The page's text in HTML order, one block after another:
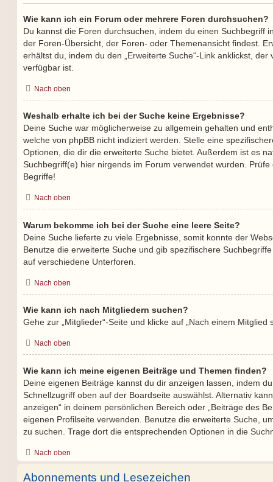
Wie kann ich ein Forum oder mehrere Foren durchsuchen?
Du kannst die Foren durchsuchen, indem du einen Suchbegriff
der Foren-Übersicht, der Foren- oder Themenansicht findest.
erhältst du, indem du den „Erweiterte Suche“-Link anklickst,
verfügbar ist.
Nach oben
Weshalb erhalte ich bei der Suche keine Ergebnisse?
Deine Suche war möglicherweise zu allgemein gehalten und
welche von phpBB nicht indiziert werden. Stelle eine
Optionen, die dir die erweiterte Suche bietet. Außerdem ist es
Suchbegriff(e) hier nirgends im Forum verwendet wurden.
Begriffe!
Nach oben
Warum bekomme ich bei der Suche eine leere Seite?
Deine Suche lieferte zu viele Ergebnisse, somit konnte der
Benutze die erweiterte Suche und gib spezifischere
auf verschiedene Unterforen.
Nach oben
Wie kann ich nach Mitgliedern suchen?
Gehe zur „Mitglieder“-Seite und klicke auf „Nach einem Mitglied
Nach oben
Wie kann ich meine eigenen Beiträge und Themen finden?
Deine eigenen Beiträge kannst du dir anzeigen lassen, indem
Schnellzugriff oben auf der Boardseite auswählst. Alternativ
anzeigen“ in deinem persönlichen Bereich oder „Beiträge des
eigenen Profilseite verwenden. Benutze die erweiterte Suche,
zu suchen. Trage dort die entsprechenden Optionen in die
Nach oben
Abonnements und Lesezeichen